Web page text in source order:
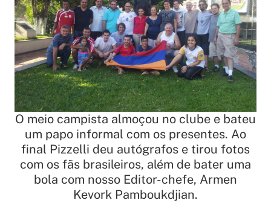
O meio campista almoçou no clube e bateu
um papo informal com os presentes. Ao
final Pizzelli deu autógrafos e tirou fotos
com os fãs brasileiros, além de bater uma
bola com nosso Editor-chefe, Armen
Kevork Pamboukdjian.